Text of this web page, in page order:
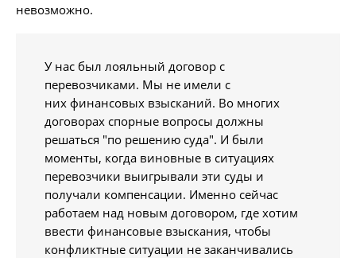
невозможно.
У нас был лояльный договор с
перевозчиками. Мы не имели с
них финансовых взысканий. Во многих
договорах спорные вопросы должны
решаться "по решению суда". И были
моменты, когда виновные в ситуациях
перевозчики выигрывали эти суды и
получали компенсации. Именно сейчас
работаем над новым договором, где хотим
ввести финансовые взыскания, чтобы
конфликтные ситуации не заканчивались